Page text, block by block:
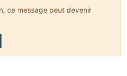
ce message peut devenir